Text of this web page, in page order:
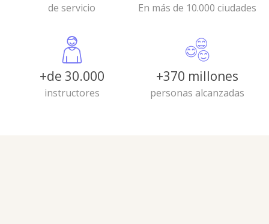
de servicio En más de 10.000 ciudades
+de 30.000
instructores
+370 millones
personas alcanzadas